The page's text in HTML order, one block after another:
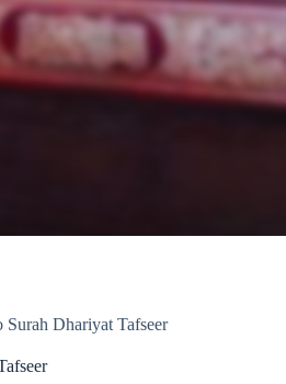
Surah Dhariyat Tafseer